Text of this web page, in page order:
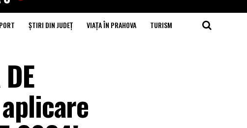
ȘTIRI DIN JUDEȚ VIAȚA ÎN PRAHOVA TURISM